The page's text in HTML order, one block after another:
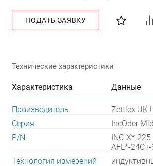
ПОДАТЬ ЗАЯВКУ
Технические характеристики
Характеристика Данные
Производитель
Zettlex UK
Серия
IncOder
P/N
INC-X*-
AFL*-24CT-
Технология измерений